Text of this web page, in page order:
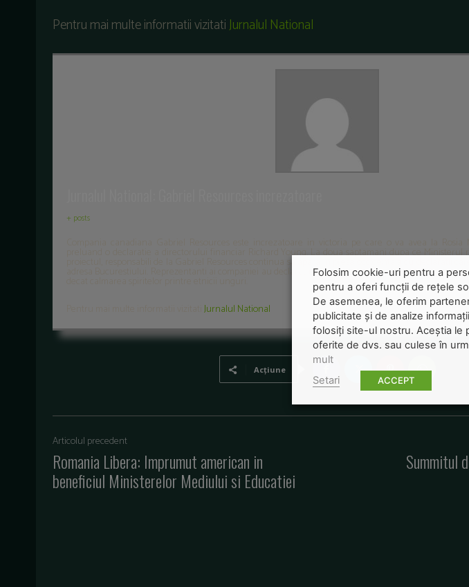
Pentru mai multe informatii vizitatiJurnalul National
+ posts
preluand o declaratie a directorului financiar Richard Young. La doua saptamani dupa ce
proiectul, responsabili de la Gabriel Resources continua sa apara in presa occidentala cu declaratii
adresa Bucurestiului. Reprezentanti ai companiei au declarat repetat ca hotararea ministerului
Jurnalul National
Acțiune
Articolul precedent
Romania Libera: Imprumut american in
beneficiul Ministerelor Mediului si Educatiei
Summitul
Folosim cookie-uri pentru a
pentru a oferi funcții de rețele
De asemenea, le oferim
publicitate și de analize
folosiți site-ul nostru. Aceștia le
oferite de dvs. sau culese în
mult
Setari
ACCEPT